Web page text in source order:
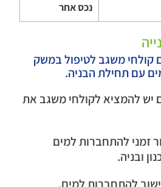
נכס אחר
קולחי משגב לטיפול במשק
עם תחילת הבניה.
יש להמציא לקולחי משגב את
אישור זמני להתחברות למים
ובניה.